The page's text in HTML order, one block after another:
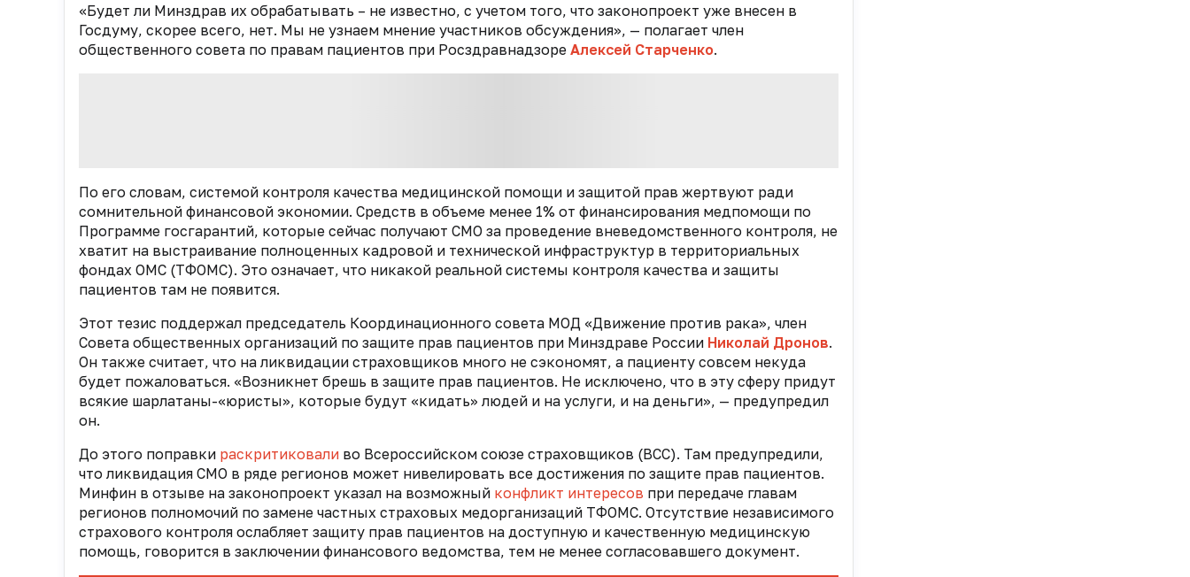
«Будет ли Минздрав их обрабатывать – не известно, с учетом того, что законопроект уже внесен в
Госдуму, скорее всего, нет. Мы не узнаем мнение участников обсуждения», — полагает член
общественного совета по правам пациентов при Росздравнадзоре Алексей Старченко.
По его словам, системой контроля качества медицинской помощи и защитой прав жертвуют ради
сомнительной финансовой экономии. Средств в объеме менее 1% от финансирования медпомощи по
Программе госгарантий, которые сейчас получают СМО за проведение вневедомственного контроля, не
хватит на выстраивание полноценных кадровой и технической инфраструктур в территориальных
фондах ОМС (ТФОМС). Это означает, что никакой реальной системы контроля качества и защиты
пациентов там не появится.
Этот тезис поддержал председатель Координационного совета МОД «Движение против рака», член
Совета общественных организаций по защите прав пациентов при Минздраве России Николай Дронов.
Он также считает, что на ликвидации страховщиков много не сэкономят, а пациенту совсем некуда
будет пожаловаться. «Возникнет брешь в защите прав пациентов. Не исключено, что в эту сферу придут
всякие шарлатаны-«юристы», которые будут «кидать» людей и на услуги, и на деньги», — предупредил
он.
До этого поправки раскритиковали во Всероссийском союзе страховщиков (ВСС). Там предупредили,
что ликвидация СМО в ряде регионов может нивелировать все достижения по защите прав пациентов.
Минфин в отзыве на законопроект указал на возможный конфликт интересов при передаче главам
регионов полномочий по замене частных страховых медорганизаций ТФОМС. Отсутствие независимого
страхового контроля ослабляет защиту прав пациентов на доступную и качественную медицинскую
помощь, говорится в заключении финансового ведомства, тем не менее согласовавшего документ.